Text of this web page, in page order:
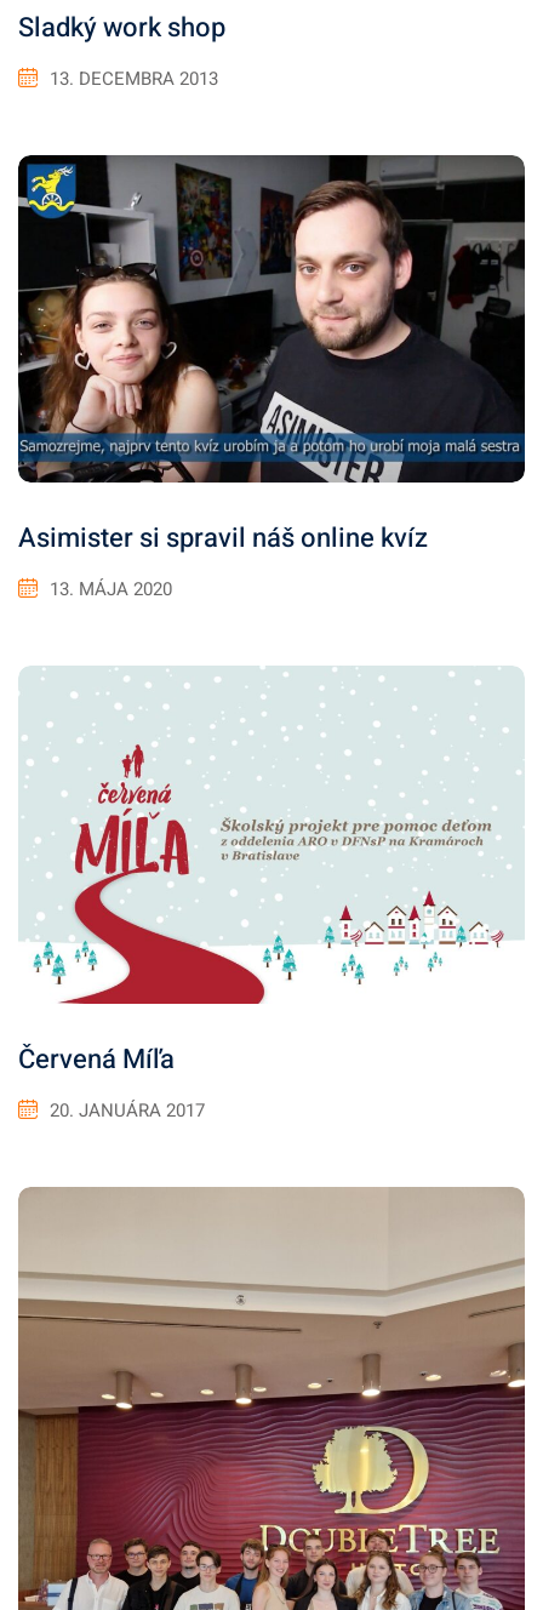
Sladký work shop
13. DECEMBRA 2013
Asimister si spravil náš online kvíz
13. MÁJA 2020
Červená Míľa
20. JANUÁRA 2017